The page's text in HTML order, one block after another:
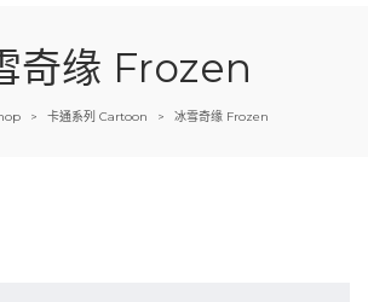
奇缘 Frozen
> 卡通系列 Cartoon > 冰雪奇缘 Frozen